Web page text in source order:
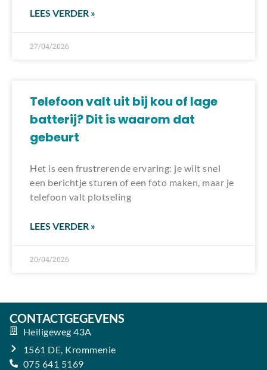
LEES VERDER »
27/04/2026
Telefoon valt uit bij kou of lage
batterij? Dit is waarom dat
gebeurt
Het is een frustrerende ervaring: je wilt snel
een berichtje sturen of een foto maken, maar je
telefoon valt plotseling
LEES VERDER »
20/04/2026
CONTACTGEGEVENS
Heiligeweg 43A
1561 DE, Krommenie
075 641 5169